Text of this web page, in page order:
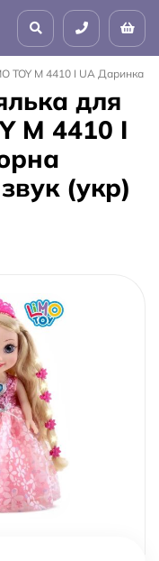
TOY M 4410 I UA Даринка
для
M 4410 I
(укр)